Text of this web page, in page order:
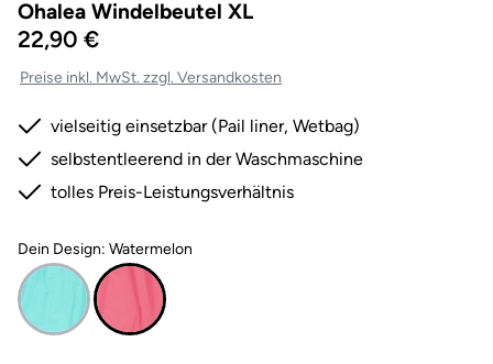
Ohalea Windelbeutel XL
22,90 €
Preise inkl. MwSt. zzgl. Versandkosten
vielseitig einsetzbar (Pail liner, Wetbag)
selbstentleerend in der Waschmaschine
tolles Preis-Leistungsverhältnis
Dein Design: Watermelon